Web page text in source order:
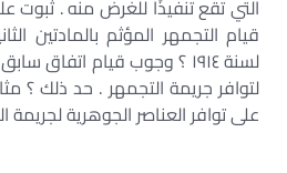
التي تقع تنفيذًا للغرض منه .
لسنة ١٩١٤ ؟ وجوب قيام اتفاق
لتوافر جريمة التجمهر . حد ذلك ؟
على توافر العناصر الجوهرية